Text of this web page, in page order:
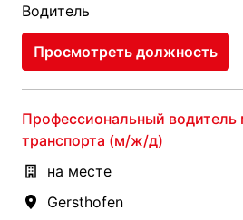
Водитель
Просмотреть должность
Профессиональный водитель
транспорта (м/ж/д)
на месте
Gersthofen